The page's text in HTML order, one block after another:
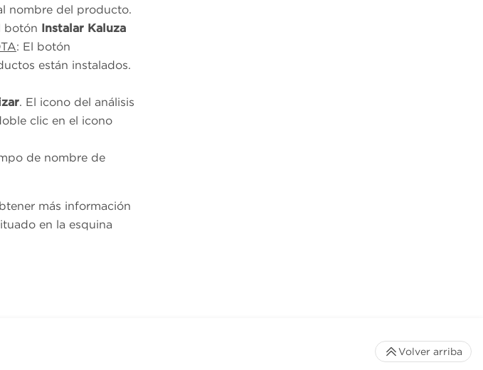
nombre del producto.
botón Instalar Kaluza
: El botón
están instalados.
. El icono del análisis
clic en el icono
de nombre de
más información
en la esquina
Volver arriba